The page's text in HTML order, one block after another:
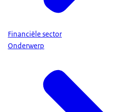
Financiële sector
Onderwerp